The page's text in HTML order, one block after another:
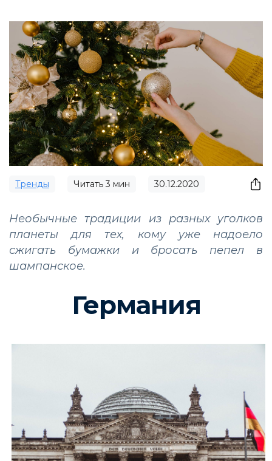
Тренды Читать3 мин 30.12.2020
Необычные традиции из разных уголков
планеты для тех, кому уже надоело
сжигать бумажки и бросать пепел в
шампанское.
Германия